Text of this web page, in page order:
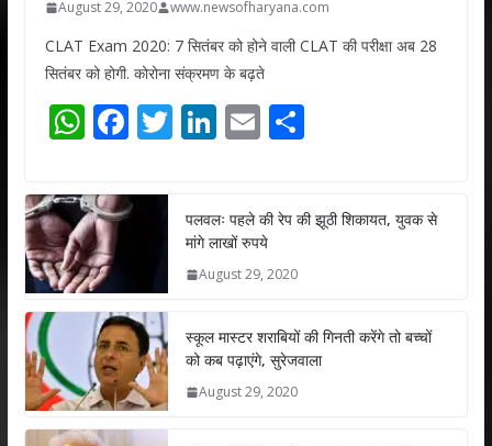
August 29, 2020 www.newsofharyana.com
CLAT Exam 2020: 7 सितंबर को होने वाली CLAT की परीक्षा अब 28
सितंबर को होगी. कोरोना संक्रमण के बढ़ते
W
at
s
A
p
p
F
e
b
o
k
T
er
Li
e
dI
n
E
l
S
e
पलवलः पहले की रेप की झूठी शिकायत, युवक से
मांगे लाखों रुपये
August 29, 2020
स्कूल मास्टर शराबियों की गिनती करेंगे तो बच्चों
को कब पढ़ाएंगे, सुरेजवाला
August 29, 2020